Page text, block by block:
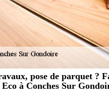
pose de parquet ?
à Conches Sur